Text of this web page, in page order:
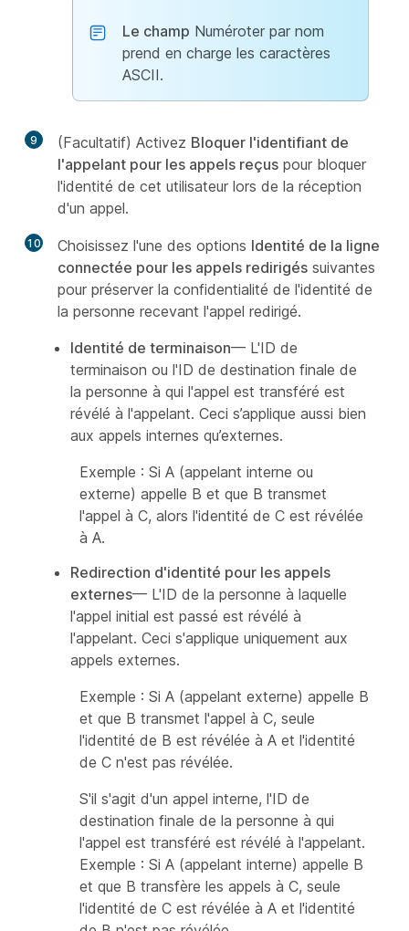
Le champ Numéroter par nom
prend en charge les caractères
ASCII.
9 (Facultatif) Activez Bloquer l'identifiant de
l'appelant pour les appels reçus pour bloquer
l'identité de cet utilisateur lors de la réception
d'un appel.
10 Choisissez l'une des options Identité de la ligne
connectée pour les appels redirigés suivantes
pour préserver la confidentialité de l'identité de
la personne recevant l'appel redirigé.
Identité de terminaison— L'ID de
terminaison ou l'ID de destination finale de
la personne à qui l'appel est transféré est
révélé à l'appelant. Ceci s’applique aussi bien
aux appels internes qu’externes.
Exemple : Si A (appelant interne ou
externe) appelle B et que B transmet
l'appel à C, alors l'identité de C est révélée
à A.
Redirection d'identité pour les appels
externes— L'ID de la personne à laquelle
l'appel initial est passé est révélé à
l'appelant. Ceci s'applique uniquement aux
appels externes.
Exemple : Si A (appelant externe) appelle B
et que B transmet l'appel à C, seule
l'identité de B est révélée à A et l'identité
de C n'est pas révélée.
S'il s'agit d'un appel interne, l'ID de
destination finale de la personne à qui
l'appel est transféré est révélé à l'appelant.
Exemple : Si A (appelant interne) appelle B
et que B transfère les appels à C, seule
l'identité de C est révélée à A et l'identité